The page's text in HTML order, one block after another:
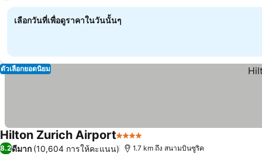
เลือกวันที่เพื่อดูราคาในวันนั้นๆ
ตัวเลือกยอดนิยม
Hilton Zurich Airport4 ดาว
8.2ดีมาก (10,604 การให้คะแนน) 1.7 km ถึง สนามบินซูริค